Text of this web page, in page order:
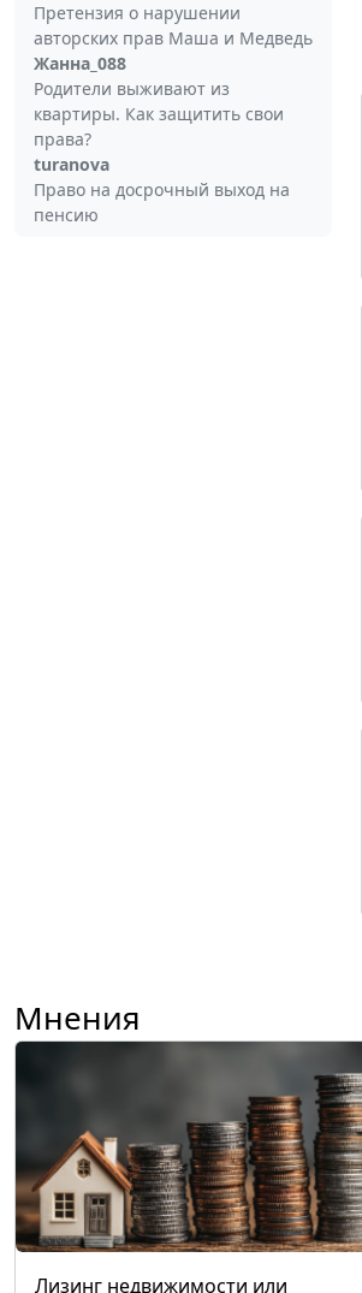
Претензия о нарушении
авторских прав Маша и Медведь
Жанна_088
Родители выживают из
квартиры. Как защитить свои
права?
turanova
Право на досрочный выход на
пенсию
Мнения
Лизинг недвижимости или